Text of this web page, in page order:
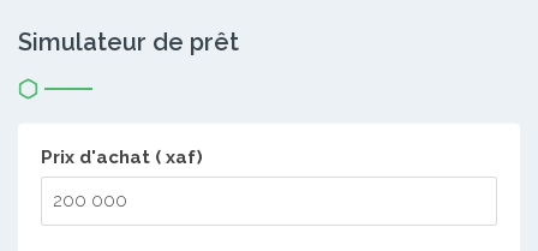
Simulateur de prêt
Prix d'achat ( xaf)